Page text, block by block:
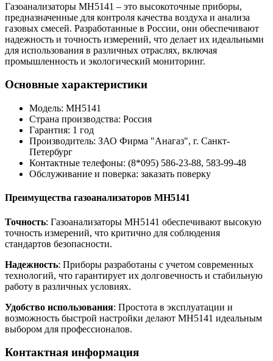
Газоанализаторы МН5141 – это высокоточные приборы,
предназначенные для контроля качества воздуха и анализа
газовых смесей. Разработанные в России, они обеспечивают
надежность и точность измерений, что делает их идеальными
для использования в различных отраслях, включая
промышленность и экологический мониторинг.
Основные характеристики
Модель: МН5141
Страна производства: Россия
Гарантия: 1 год
Производитель: ЗАО Фирма "Анагаз", г. Санкт-
Петербург
Контактные телефоны: (8*095) 586-23-88, 583-99-48
Обслуживание и поверка: заказать поверку
Преимущества газоанализаторов МН5141
Точность: Газоанализаторы МН5141 обеспечивают высокую
точность измерений, что критично для соблюдения
стандартов безопасности.
Надежность: Приборы разработаны с учетом современных
технологий, что гарантирует их долговечность и стабильную
работу в различных условиях.
Удобство использования: Простота в эксплуатации и
возможность быстрой настройки делают МН5141 идеальным
выбором для профессионалов.
Контактная информация